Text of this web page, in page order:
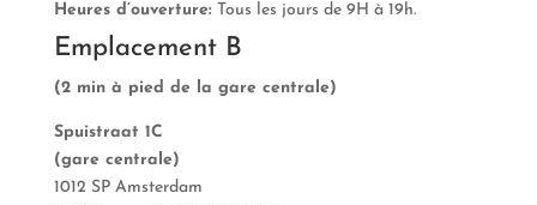
Heures d’ouverture: Tous les jours de 9H à 19h.
Emplacement B
(2 min à pied de la gare centrale)
Spuistraat 1C
(gare centrale)
1012 SP Amsterdam